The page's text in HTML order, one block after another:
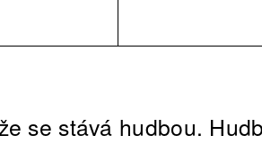
se stává hudbou.